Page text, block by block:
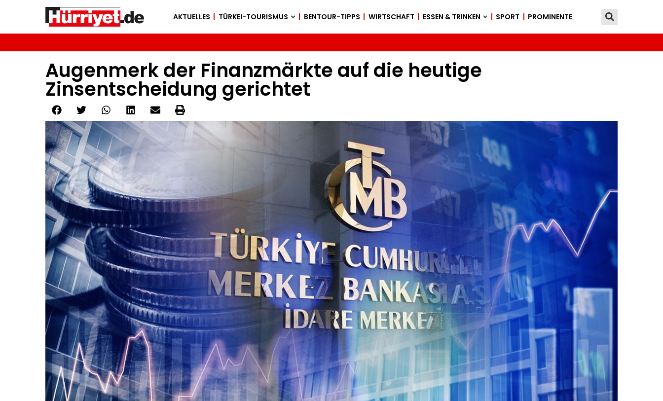
AKTUELLES TÜRKEI-TOURISMUS BENTOUR-TIPPS WIRTSCHAFT ESSEN & TRINKEN SPORT PROMINENTE
Augenmerk der Finanzmärkte auf die heutige
Zinsentscheidung gerichtet